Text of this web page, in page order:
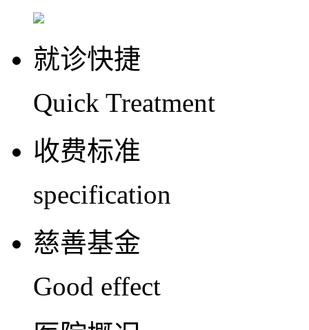
就诊快捷
Quick Treatment
收费标准
specification
慈善基金
Good effect